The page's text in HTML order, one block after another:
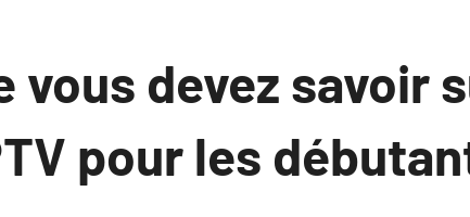
vous devez savoir
pour les